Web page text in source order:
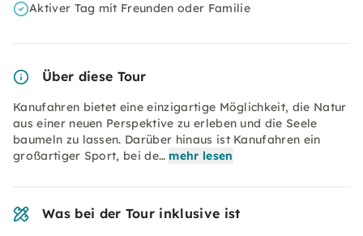
Aktiver Tag mit Freunden oder Familie
Über diese Tour
Kanufahren bietet eine einzigartige Möglichkeit, die Natur
aus einer neuen Perspektive zu erleben und die Seele
baumeln zu lassen. Darüber hinaus ist Kanufahren ein
großartiger Sport, bei de… mehr lesen
Was bei der Tour inklusive ist